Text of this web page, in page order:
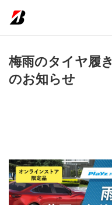
梅雨のタイヤ履
のお知らせ